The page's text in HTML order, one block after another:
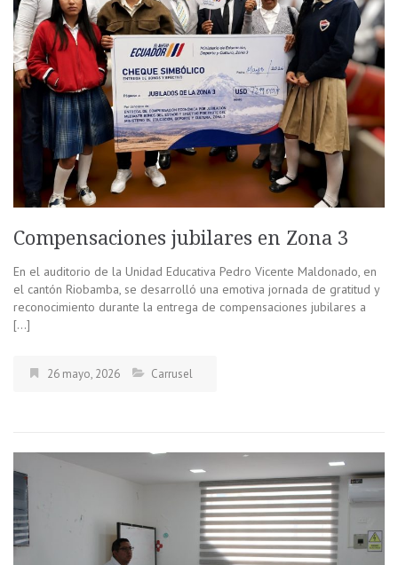
Compensaciones jubilares en Zona 3
En el auditorio de la Unidad Educativa Pedro Vicente Maldonado, en
el cantón Riobamba, se desarrolló una emotiva jornada de gratitud y
reconocimiento durante la entrega de compensaciones jubilares a
[…]
26 mayo, 2026 Carrusel